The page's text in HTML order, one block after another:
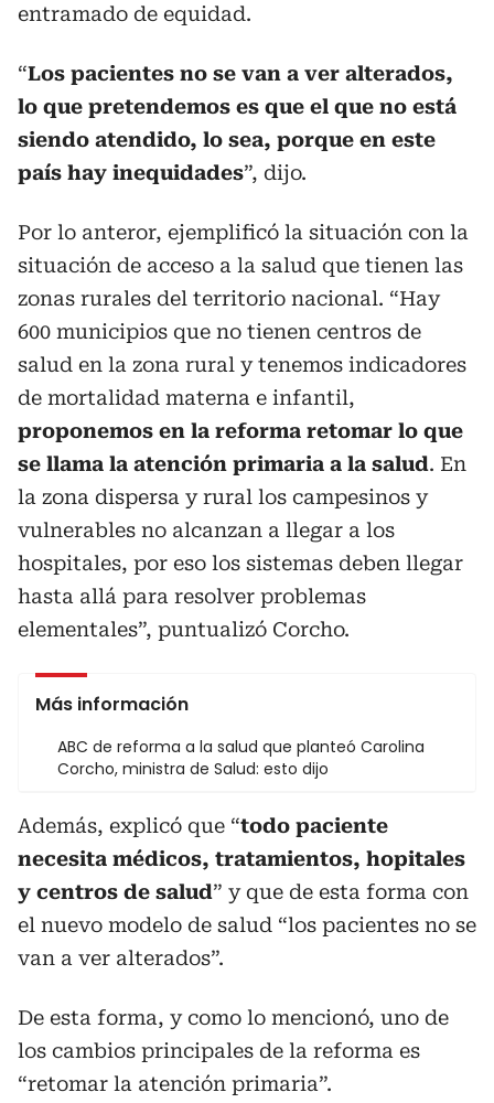
entramado de equidad.
“Los pacientes no se van a ver alterados,
lo que pretendemos es que el que no está
siendo atendido, lo sea, porque en este
país hay inequidades”, dijo.
Por lo anteror, ejemplificó la situación con la
situación de acceso a la salud que tienen las
zonas rurales del territorio nacional. “Hay
600 municipios que no tienen centros de
salud en la zona rural y tenemos indicadores
de mortalidad materna e infantil,
proponemos en la reforma retomar lo que
se llama la atención primaria a la salud. En
la zona dispersa y rural los campesinos y
vulnerables no alcanzan a llegar a los
hospitales, por eso los sistemas deben llegar
hasta allá para resolver problemas
elementales”, puntualizó Corcho.
Más información
ABC de reforma a la salud que planteó Carolina
Corcho, ministra de Salud: esto dijo
Además, explicó que “todo paciente
necesita médicos, tratamientos, hopitales
y centros de salud” y que de esta forma con
el nuevo modelo de salud “los pacientes no se
van a ver alterados”.
De esta forma, y como lo mencionó, uno de
los cambios principales de la reforma es
“retomar la atención primaria”.